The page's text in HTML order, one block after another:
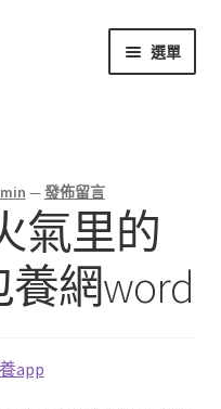
選單
—發佈留言
氣里的
養網word
app